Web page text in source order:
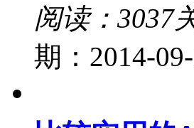
阅读：3037
期：2014-